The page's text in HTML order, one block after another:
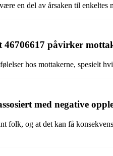
en del av årsaken til enkeltes
påvirker
hos mottakerne, spesielt
med negative
og at det kan få